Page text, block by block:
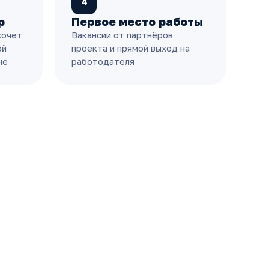
Первое место работы
Вакансии от партнёров
проекта и прямой выход на
работодателя